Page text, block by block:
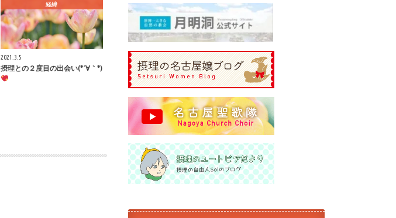
経緯
2021.3.5
摂理との２度目の出会い(*´∀｀*)